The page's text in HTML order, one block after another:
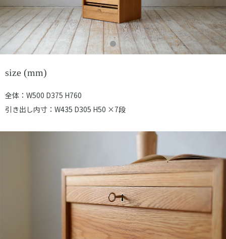
size (mm)
全体：W500 D375 H760
引き出し内寸：W435 D305 H50 ×7段